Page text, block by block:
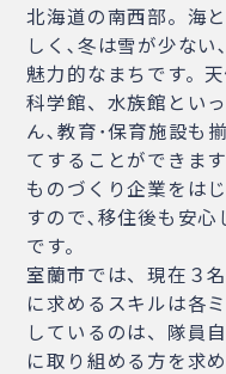
北海道の南西部。海
しく､冬は雪が少な
魅力的なまちです。
科学館、水族館とい
ん､教育･保育施設も
てすることができます
ものづくり企業をは
すので､移住後も安
です。
室蘭市では、現在３
に求めるスキルは各
しているのは、隊員
に取り組める方を求め